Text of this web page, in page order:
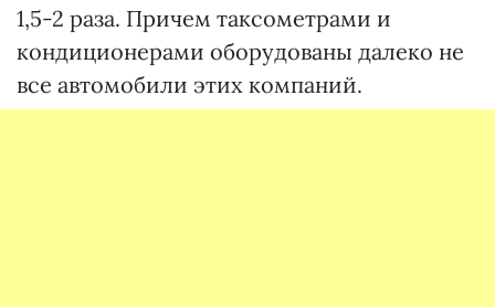
1,5-2 раза. Причем таксометрами и
кондиционерами оборудованы далеко не
все автомобили этих компаний.